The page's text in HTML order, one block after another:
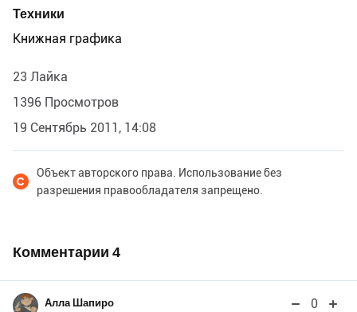
Техники
Книжная графика
23 Лайка
1396 Просмотров
19 Сентябрь 2011, 14:08
Объект авторского права. Использование без
разрешения правообладателя запрещено.
Комментарии 4
Алла Шапиро 0